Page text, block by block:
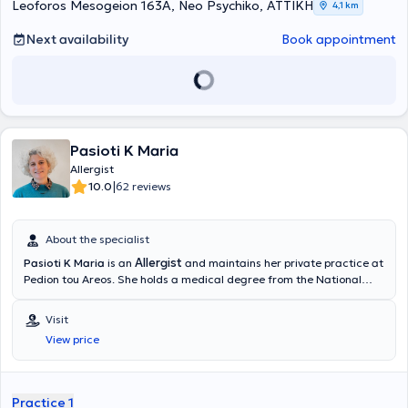
serves as a Consultant in the Allergology Department of the Central
Leoforos Mesogeion 163A, Neo Psychiko, ΑΤΤΙΚΗ 4,1 km
Next availability Book appointment
Pasioti K Maria
Allergist
10.0|62 reviews
About the specialist
Pasioti K Maria is an Allergist and maintains her private practice at
Pedion tou Areos. She holds a medical degree from the National
as an Academic Fellow at the 2nd University Pediatric Clinic of the
“P & A Kyriakou” Children's Hospital in the Allergy Unit. She has also
worked as a Scientific Collaborator at the Allergy and Clinical
Immunology Research Center in the 2nd Pediatric Clinic (National
Visit
View price
Practice 1